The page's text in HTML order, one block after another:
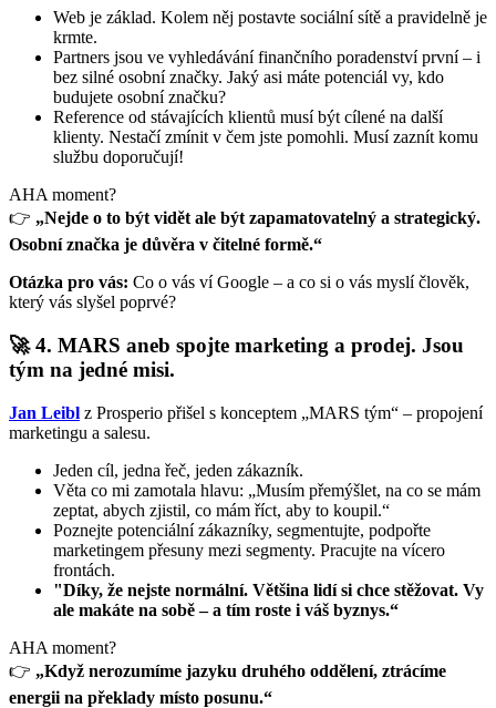
Web je základ. Kolem něj postavte sociální sítě a pravidelně je
krmte.
Partners jsou ve vyhledávání finančního poradenství první – i
bez silné osobní značky. Jaký asi máte potenciál vy, kdo
budujete osobní značku?
Reference od stávajících klientů musí být cílené na další
klienty. Nestačí zmínit v čem jste pomohli. Musí zaznít komu
službu doporučují!
AHA moment?
👉 „Nejde o to být vidět ale být zapamatovatelný a strategický.
Osobní značka je důvěra v čitelné formě.“
Otázka pro vás: Co o vás ví Google – a co si o vás myslí člověk,
který vás slyšel poprvé?
🚀 4. MARS aneb spojte marketing a prodej. Jsou
tým na jedné misi.
Jan Leibl z Prosperio přišel s konceptem „MARS tým“ – propojení
marketingu a salesu.
Jeden cíl, jedna řeč, jeden zákazník.
Věta co mi zamotala hlavu: „Musím přemýšlet, na co se mám
zeptat, abych zjistil, co mám říct, aby to koupil.“
Poznejte potenciální zákazníky, segmentujte, podpořte
marketingem přesuny mezi segmenty. Pracujte na vícero
frontách.
"Díky, že nejste normální. Většina lidí si chce stěžovat. Vy
ale makáte na sobě – a tím roste i váš byznys.“
AHA moment?
👉 „Když nerozumíme jazyku druhého oddělení, ztrácíme
energii na překlady místo posunu.“